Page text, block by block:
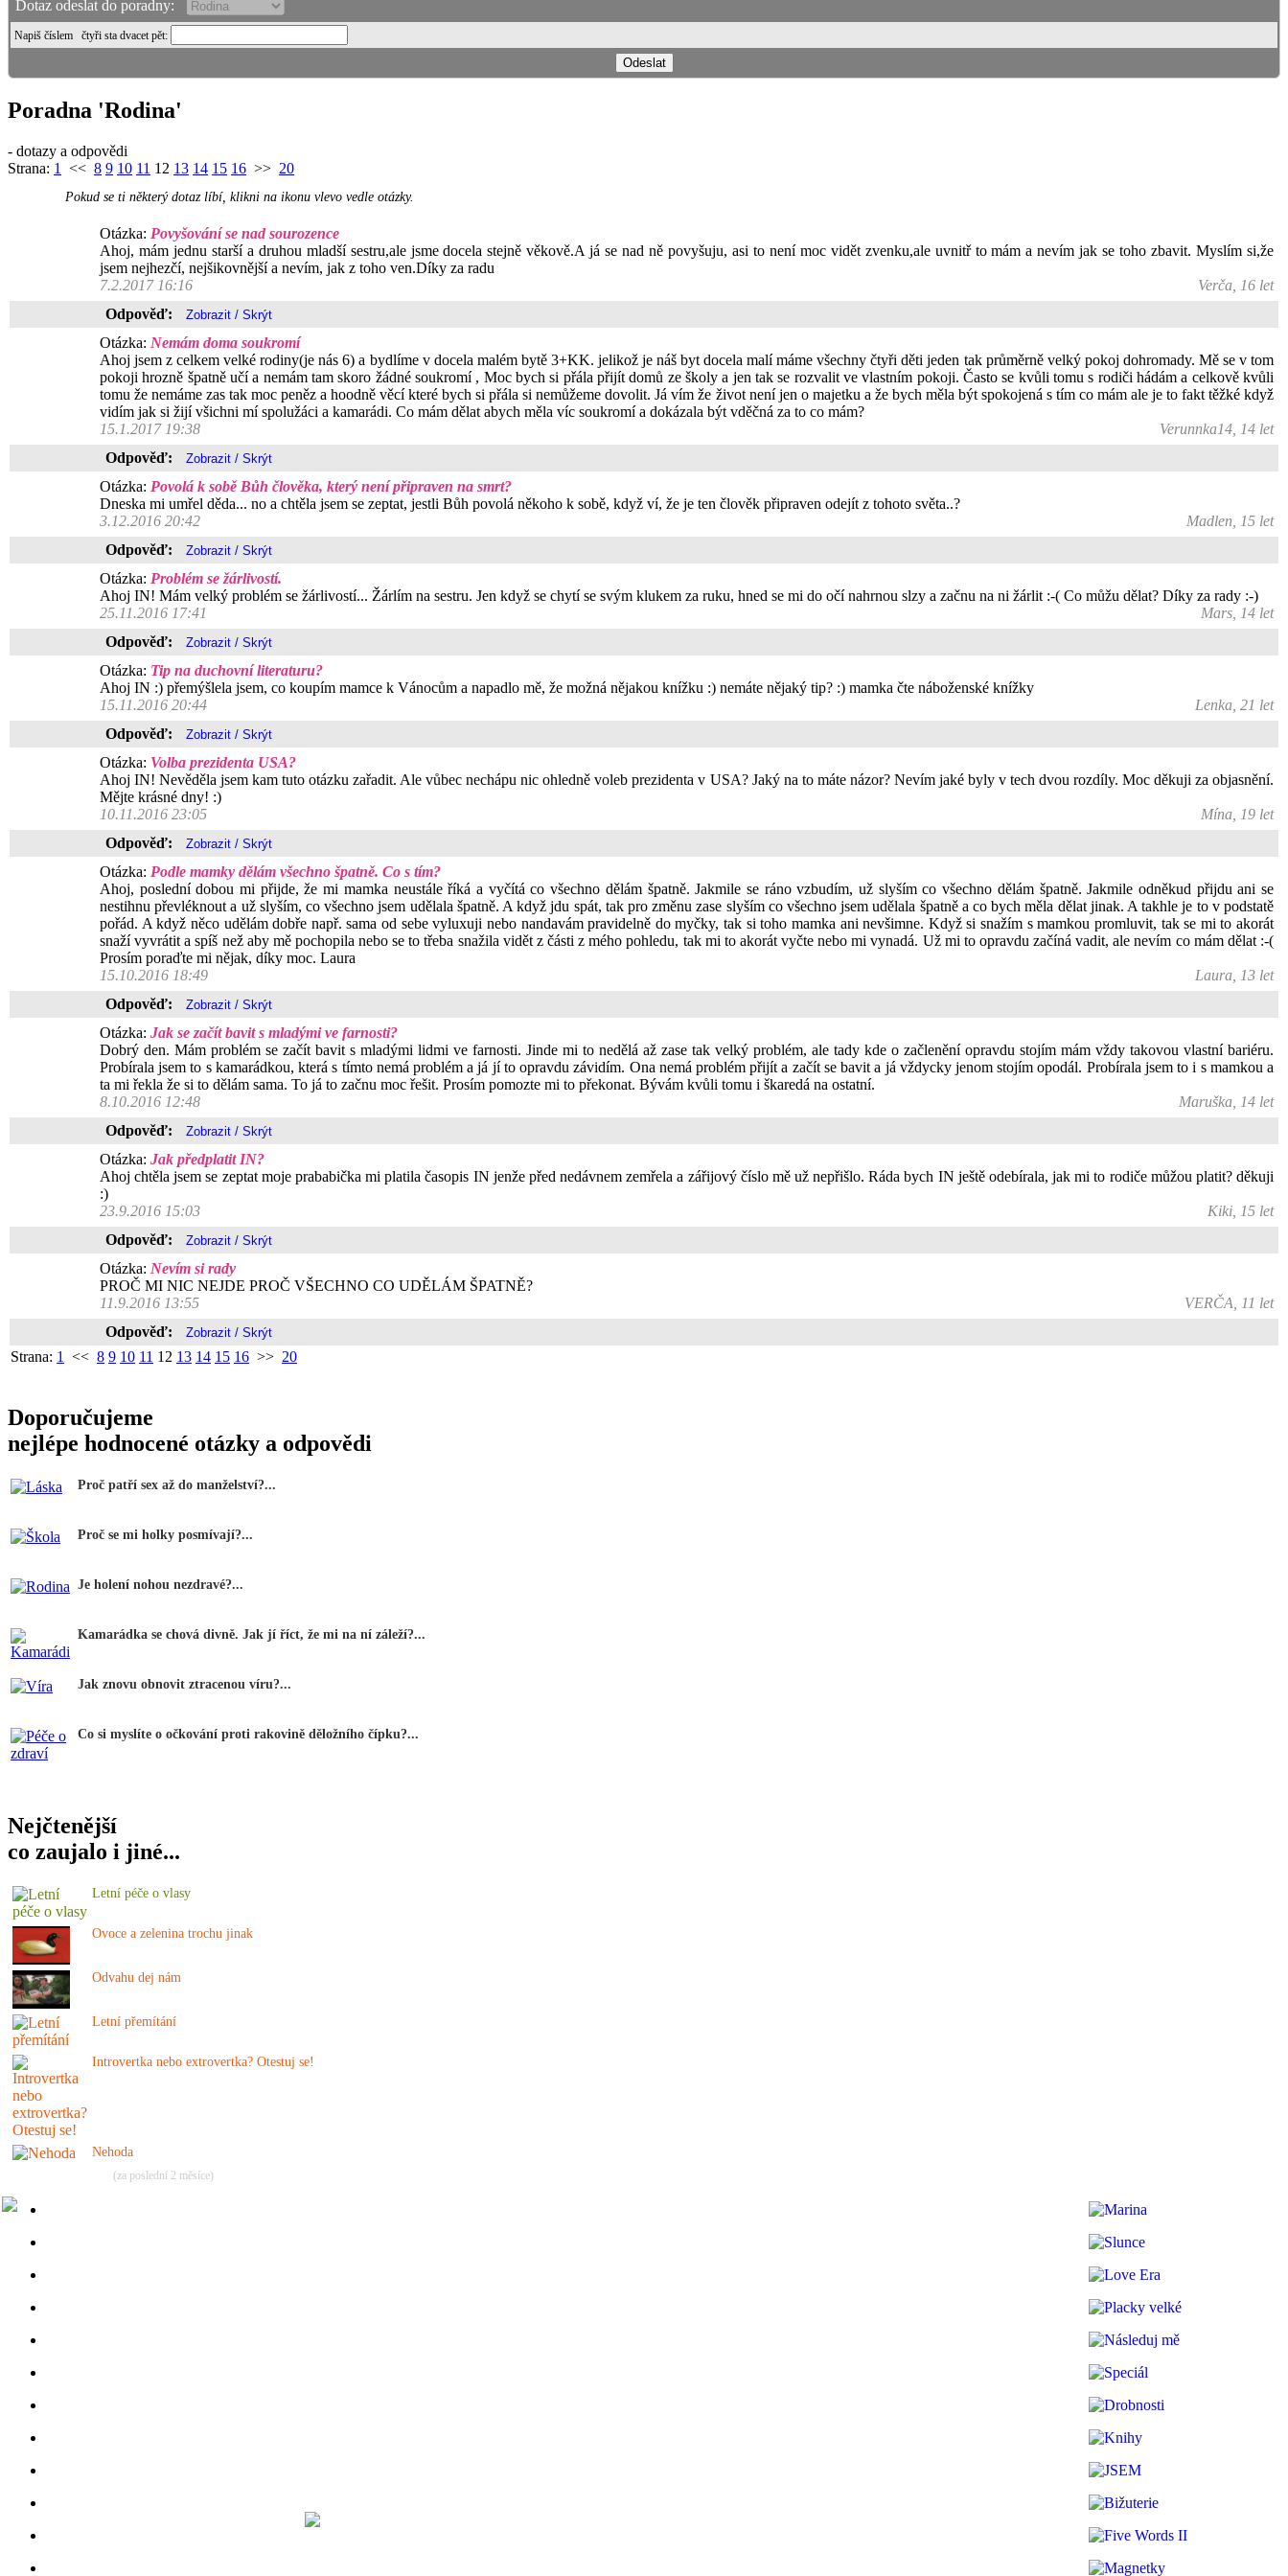
Dotaz odeslat do poradny:
Napiš číslem čtyři sta dvacet pět:
Poradna 'Rodina'
- dotazy a odpovědi
Strana: 1 << 8 9 10 11 12 13 14 15 16 >> 20
Pokud se ti některý dotaz líbí, klikni na ikonu vlevo vedle otázky.
Otázka: Povyšování se nad sourozence
Ahoj, mám jednu starší a druhou mladší sestru,ale jsme docela stejně věkově.A já se nad ně povyšuju, asi to není moc vidět zvenku,ale uvnitř to mám a nevím jak se toho zbavit. Myslím si,že
jsem nejhezčí, nejšikovnější a nevím, jak z toho ven.Díky za radu
7.2.2017 16:16
Verča, 16 let
Odpověď:
Otázka: Nemám doma soukromí
Ahoj jsem z celkem velké rodiny(je nás 6) a bydlíme v docela malém bytě 3+KK. jelikož je náš byt docela malí máme všechny čtyři děti jeden tak průměrně velký pokoj dohromady. Mě se v tom
pokoji hrozně špatně učí a nemám tam skoro žádné soukromí , Moc bych si přála přijít domů ze školy a jen tak se rozvalit ve vlastním pokoji. Často se kvůli tomu s rodiči hádám a celkově kvůli
tomu že nemáme zas tak moc peněz a hoodně věcí které bych si přála si nemůžeme dovolit. Já vím že život není jen o majetku a že bych měla být spokojená s tím co mám ale je to fakt těžké když
vidím jak si žijí všichni mí spolužáci a kamarádi. Co mám dělat abych měla víc soukromí a dokázala být vděčná za to co mám?
15.1.2017 19:38
Verunnka14, 14 let
Odpověď:
Otázka: Povolá k sobě Bůh člověka, který není připraven na smrt?
Dneska mi umřel děda... no a chtěla jsem se zeptat, jestli Bůh povolá někoho k sobě, když ví, že je ten člověk připraven odejít z tohoto světa..?
3.12.2016 20:42
Madlen, 15 let
Odpověď:
Otázka: Problém se žárlivostí.
Ahoj IN! Mám velký problém se žárlivostí... Žárlím na sestru. Jen když se chytí se svým klukem za ruku, hned se mi do očí nahrnou slzy a začnu na ni žárlit :-( Co můžu dělat? Díky za rady :-)
25.11.2016 17:41
Mars, 14 let
Odpověď:
Otázka: Tip na duchovní literaturu?
Ahoj IN :) přemýšlela jsem, co koupím mamce k Vánocům a napadlo mě, že možná nějakou knížku :) nemáte nějaký tip? :) mamka čte náboženské knížky
15.11.2016 20:44
Lenka, 21 let
Odpověď:
Otázka: Volba prezidenta USA?
Ahoj IN! Nevěděla jsem kam tuto otázku zařadit. Ale vůbec nechápu nic ohledně voleb prezidenta v USA? Jaký na to máte názor? Nevím jaké byly v tech dvou rozdíly. Moc děkuji za objasnění.
Mějte krásné dny! :)
10.11.2016 23:05
Mína, 19 let
Odpověď:
Otázka: Podle mamky dělám všechno špatně. Co s tím?
Ahoj, poslední dobou mi přijde, že mi mamka neustále říká a vyčítá co všechno dělám špatně. Jakmile se ráno vzbudím, už slyším co všechno dělám špatně. Jakmile odněkud přijdu ani se
nestihnu převléknout a už slyším, co všechno jsem udělala špatně. A když jdu spát, tak pro změnu zase slyším co všechno jsem udělala špatně a co bych měla dělat jinak. A takhle je to v podstatě
pořád. A když něco udělám dobře např. sama od sebe vyluxuji nebo nandavám pravidelně do myčky, tak si toho mamka ani nevšimne. Když si snažím s mamkou promluvit, tak se mi to akorát
snaží vyvrátit a spíš než aby mě pochopila nebo se to třeba snažila vidět z části z mého pohledu, tak mi to akorát vyčte nebo mi vynadá. Už mi to opravdu začíná vadit, ale nevím co mám dělat :-(
Prosím poraďte mi nějak, díky moc. Laura
15.10.2016 18:49
Laura, 13 let
Odpověď:
Otázka: Jak se začít bavit s mladými ve farnosti?
Dobrý den. Mám problém se začít bavit s mladými lidmi ve farnosti. Jinde mi to nedělá až zase tak velký problém, ale tady kde o začlenění opravdu stojím mám vždy takovou vlastní bariéru.
Probírala jsem to s kamarádkou, která s tímto nemá problém a já jí to opravdu závidím. Ona nemá problém přijít a začít se bavit a já vždycky jenom stojím opodál. Probírala jsem to i s mamkou a
ta mi řekla že si to dělám sama. To já to začnu moc řešit. Prosím pomozte mi to překonat. Bývám kvůli tomu i škaredá na ostatní.
8.10.2016 12:48
Maruška, 14 let
Odpověď:
Otázka: Jak předplatit IN?
Ahoj chtěla jsem se zeptat moje prababička mi platila časopis IN jenže před nedávnem zemřela a zářijový číslo mě už nepřišlo. Ráda bych IN ještě odebírala, jak mi to rodiče můžou platit? děkuji
:)
23.9.2016 15:03
Kiki, 15 let
Odpověď:
Otázka: Nevím si rady
PROČ MI NIC NEJDE PROČ VŠECHNO CO UDĚLÁM ŠPATNĚ?
11.9.2016 13:55
VERČA, 11 let
Odpověď:
Strana: 1 << 8 9 10 11 12 13 14 15 16 >> 20
Doporučujeme
nejlépe hodnocené otázky a odpovědi
Proč patří sex až do manželství?...
Proč se mi holky posmívají?...
Je holení nohou nezdravé?...
Kamarádka se chová divně. Jak jí říct, že mi na ní záleží?...
Jak znovu obnovit ztracenou víru?...
Co si myslíte o očkování proti rakovině děložního čípku?...
Nejčtenější
co zaujalo i jiné...
Letní péče o vlasy
Ovoce a zelenina trochu jinak
Odvahu dej nám
Letní přemítání
Introvertka nebo extrovertka? Otestuj se!
Nehoda
(za poslední 2 měsíce)